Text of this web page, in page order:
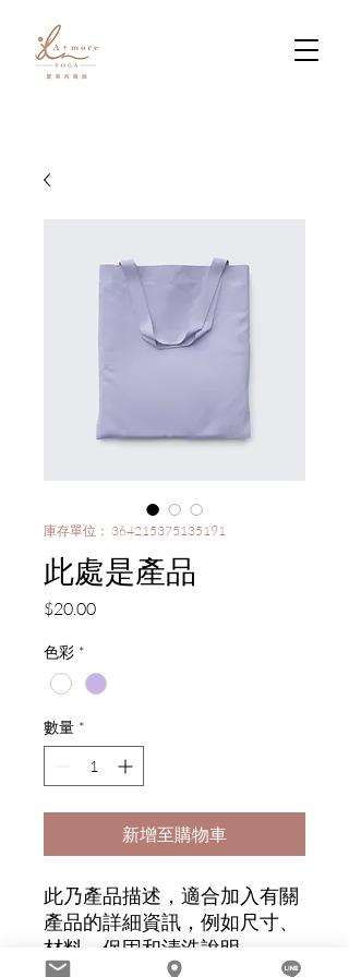
庫存單位： 364215375135191
此處是產品
$20.00價
色彩 *
數量 *
新增至購物車
此乃產品描述，適合加入有關
產品的詳細資訊，例如尺寸、
材料、保固和清洗說明。